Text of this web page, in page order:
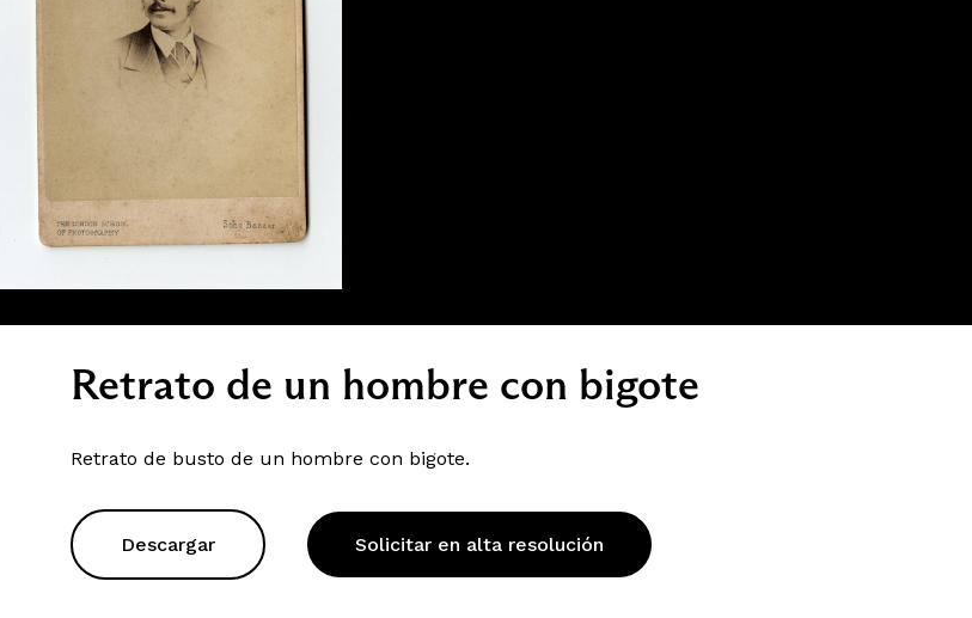
Retrato de un hombre con bigote
Retrato de busto de un hombre con bigote.
Descargar Solicitar en alta resolución